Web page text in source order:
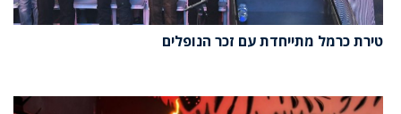
טירת כרמל מתייחדת עם זכר הנופלים